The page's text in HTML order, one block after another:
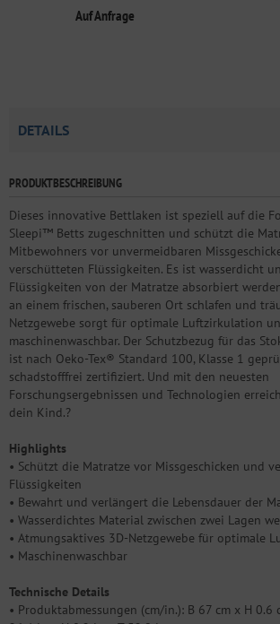
Auf Anfrage
DETAILS
PRODUKTBESCHREIBUNG
Dieses innovative Bettlaken ist speziell auf die
Sleepi™ Betts zugeschnitten und schützt die
Mitbewohners vor unvermeidbaren
verschütteten Flüssigkeiten. Es ist wasserdicht
Flüssigkeiten von der Matratze absorbiert
an einem frischen, sauberen Ort schlafen und
Netzgewebe sorgt für optimale Luftzirkulation
maschinenwaschbar. Der Schutzbezug für das
ist nach Oeko-Tex® Standard 100, Klasse 1
schadstofffrei zertifiziert. Und mit den neuesten
Forschungsergebnissen und Technologien
dein Kind.?
Highlights
• Schützt die Matratze vor Missgeschicken und
Flüssigkeiten
• Bewahrt und verlängert die Lebensdauer der
• Wasserdichtes Material zwischen zwei Lagen
• Atmungsaktives 3D-Netzgewebe für optimale
• Maschinenwaschbar
Technische Details
• Produktabmessungen (cm/in.): B 67 cm x H 0.6